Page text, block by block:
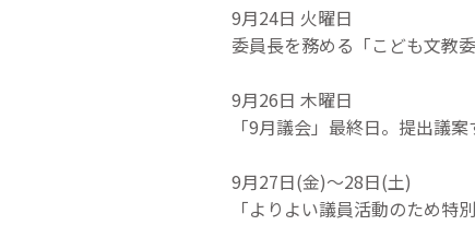
9月24日 火曜日
委員長を務める「こども文教
9月26日 木曜日
「9月議会」最終日。提出議
9月27日(金)～28日(土)
「よりよい議員活動のため特